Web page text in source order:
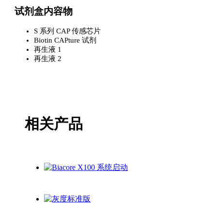
试剂盒内容物
S 系列 CAP 传感芯片
Biotin CAPture 试剂
再生液 1
再生液 2
相关产品